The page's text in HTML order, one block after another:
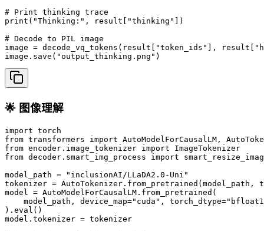
# Print thinking trace
print("Thinking:", result["thinking"])
# Decode to PIL image
image = decode_vq_tokens(result["token_ids"],
image.save("output_thinking.png")
🌟 图像理解
import torch
from transformers import AutoModelForCausalLM,
from encoder.image_tokenizer import ImageTokenizer
from decoder.smart_img_process import
model_path = "inclusionAI/LLaDA2.0-Uni"
tokenizer = AutoTokenizer.from_pretrained(model_path,
model = AutoModelForCausalLM.from_pretrained(
model_path, device_map="cuda",
).eval()
model.tokenizer = tokenizer